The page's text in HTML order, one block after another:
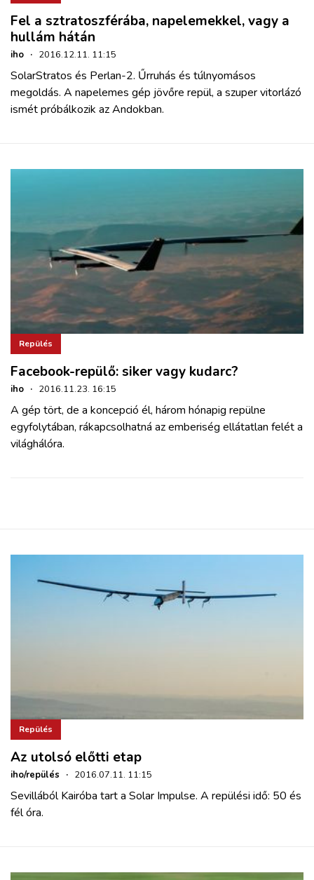
Fel a sztratoszférába, napelemekkel, vagy a
hullám hátán
iho · 2016.12.11. 11:15
SolarStratos és Perlan-2. Űrruhás és túlnyomásos
megoldás. A napelemes gép jövőre repül, a szuper vitorlázó
ismét próbálkozik az Andokban.
Repülés
Facebook-repülő: siker vagy kudarc?
iho · 2016.11.23. 16:15
A gép tört, de a koncepció él, három hónapig repülne
egyfolytában, rákapcsolhatná az emberiség ellátatlan felét a
világhálóra.
Repülés
Az utolsó előtti etap
iho/repülés · 2016.07.11. 11:15
Sevillából Kairóba tart a Solar Impulse. A repülési idő: 50 és
fél óra.